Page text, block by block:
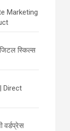
Marketing
स्किल्स
Direct